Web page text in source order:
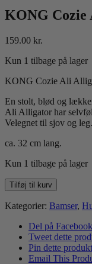
KONG
159.00 kr.
Kun 1 tilbage på lager
KONG Cozie Ali
En stolt, blød og
Ali Alligator har
Velegnet til sjov og leg.
ca. 32 cm lang.
Kun 1 tilbage på lager
KONG
Cozie
Ali
antal
Tilføj til kurv
Kategorier: Bamser,
Del på Facebook
Tweet dette
Pin dette produkt
Email This